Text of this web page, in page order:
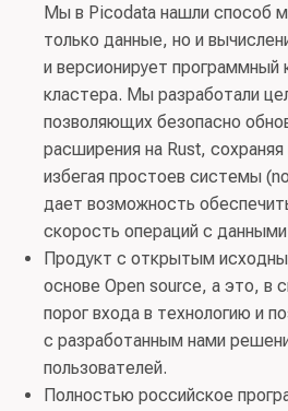
Мы в Picodata нашли способ
только данные, но и
и версионирует программный
кластера. Мы разработали
позволяющих безопасно
расширения на Rust,
избегая простоев системы
дает возможность
скорость операций с
Продукт с открытым
основе Open source, а это, в
порог входа в технологию и
с разработанным нами
пользователей.
Полностью российское